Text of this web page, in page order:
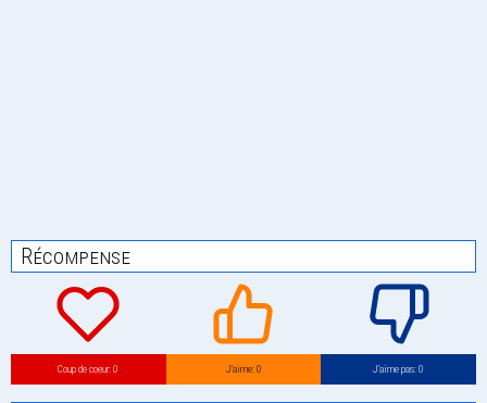
Récompense
Coup de coeur: 0 J’aime: 0 J’aime pas: 0